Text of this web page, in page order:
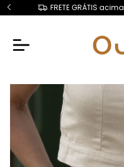
GANHE 10%